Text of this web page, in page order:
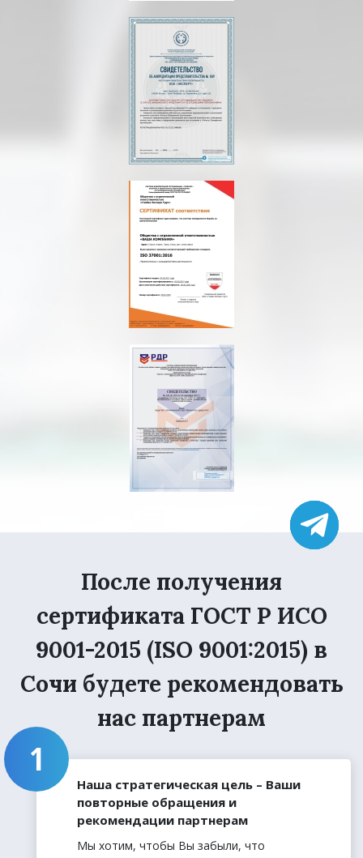
После получения
сертификата ГОСТ Р ИСО
9001-2015 (ISO 9001:2015) в
Сочи будете рекомендовать
нас партнерам
Наша стратегическая цель – Ваши
повторные обращения и
рекомендации партнерам
Мы хотим, чтобы Вы забыли, что